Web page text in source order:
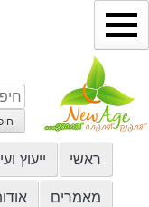
דילוג
לתוכן
ראשי ייעוץ
מאמרים